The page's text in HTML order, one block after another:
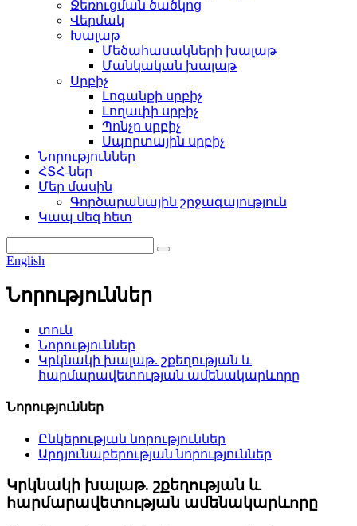
Ջեռուցման ծածկոց
Վերմակ
Խալաթ
Մեծահասակների խալաթ
Մանկական խալաթ
Սրբիչ
Լոգանքի սրբիչ
Լողափի սրբիչ
Պոնչո սրբիչ
Սպորտային սրբիչ
Նորություններ
ՀՏՀ-ներ
Մեր մասին
Գործարանային շրջագայություն
Կապ մեզ հետ
English
Նորություններ
տուն
Նորություններ
Կրկնակի խալաթ. շքեղության և
հարմարավետության ամենակարևորը
Նորություններ
Ընկերության նորություններ
Արդյունաբերության նորություններ
Կրկնակի խալաթ. շքեղության և
հարմարավետության ամենակարևորը